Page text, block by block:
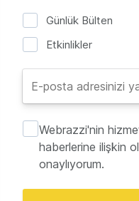
Günlük Bülten
Etkinlikler
Webrazzi'nin
haberlerine ilişkin
onaylıyorum.